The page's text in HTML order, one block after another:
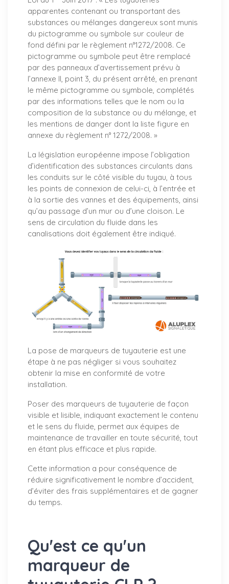
apparentes contenant ou transportant des
substances ou mélanges dangereux sont munis
du pictogramme ou symbole sur couleur de
fond défini par le règlement n°1272/2008. Ce
pictogramme ou symbole peut être remplacé
par des panneaux d’avertissement prévu à
l’annexe II, point 3, du présent arrêté, en prenant
le même pictogramme ou symbole, complétés
par des informations telles que le nom ou la
composition de la substance ou du mélange, et
les mentions de danger dont la liste figure en
annexe du règlement n° 1272/2008. »
La législation européenne impose l’obligation
d’identification des substances circulants dans
les conduits sur le côté visible du tuyau, à tous
les points de connexion de celui-ci, à l’entrée et
à la sortie des vannes et des équipements, ainsi
qu’au passage d’un mur ou d’une cloison. Le
sens de circulation du fluide dans les
canalisations doit également être indiqué.
La pose de marqueurs de tuyauterie est une
étape à ne pas négliger si vous souhaitez
obtenir la mise en conformité de votre
installation.
Poser des marqueurs de tuyauterie de façon
visible et lisible, indiquant exactement le contenu
et le sens du fluide, permet aux équipes de
maintenance de travailler en toute sécurité, tout
en étant plus efficace et plus rapide.
Cette information a pour conséquence de
réduire significativement le nombre d’accident,
d’éviter des frais supplémentaires et de gagner
du temps.
Qu'est ce qu'un
marqueur de